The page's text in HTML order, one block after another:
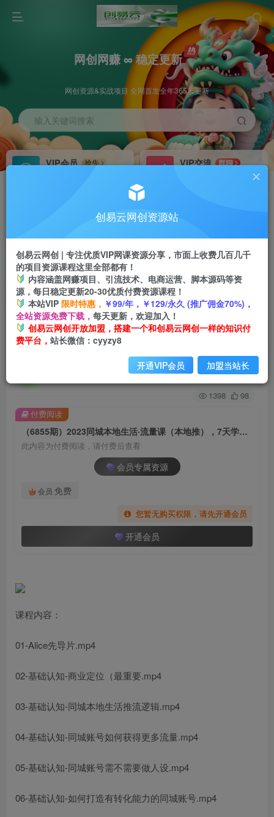
网创网赚 ∞ 稳定更新
网创资源&实战项目 全网首发全年365天更新
输入关键词搜索
VIP会员
抢先
VIP交流
群聊
研究探讨更多创业项目路子。
会员专属推广链接
挂机 项目
脚本卡密
APP下载
GO
首页 创业课程 会员专属 正文
（6855期）2023同城本地生活·流量课（本地
推），7天学会如何驾驭同城流量（31节课）
关注
1398 98
（6855期）2023同城本地生活·流量课（本地推），7天学会如何驾驭同城流量（31节课）
此内容为付费阅读，请付费后查看
会员专属资源
会员 免费
您暂无购买权限，请先开通会员
开通会员
付费阅读
课程内容：
01-Alice先导片.mp4
02-基础认知-商业定位（最重要.mp4
03-基础认知-同城本地生活推流逻辑.mp4
04-基础认知-同城账号如何获得更多流量.mp4
05-基础认知-同城账号需不需要做人设.mp4
06-基础认知-如何打造有转化能力的同城账号.mp4
创易云网创资源站
创易云网创 | 专注优质VIP网课资源分享，市面上收费几百几千
的项目资源课程这里全部都有！
内容涵盖网赚项目、引流技术、电商运营、脚本源码等资
源，每日稳定更新20-30优质付费资源课程！
本站VIP 限时特惠， ￥99/年，￥129/永久 (推广佣金70%)，
全站资源免费下载， 每天更新，欢迎加入！
创易云网创开放加盟，搭建一个和创易云网创一样的知识付
费平台， 站长微信：cyyzy8
开通VIP会员 加盟当站长